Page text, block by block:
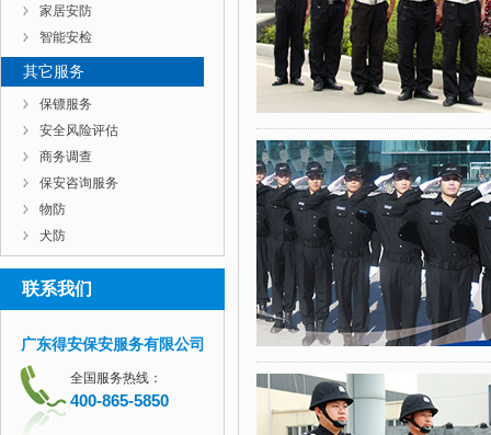
家居安防
智能安检
其它服务
保镖服务
安全风险评估
商务调查
保安咨询服务
物防
犬防
联系我们
广东得安保安服务有限公司
全国服务热线：
400-865-5850